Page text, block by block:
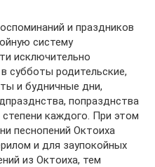
и праздников
систему
исключительно
субботы родительские,
и будничные дни,
попразднства
каждого. При этом
песнопений Октоиха
и для заупокойных
из Октоиха, тем